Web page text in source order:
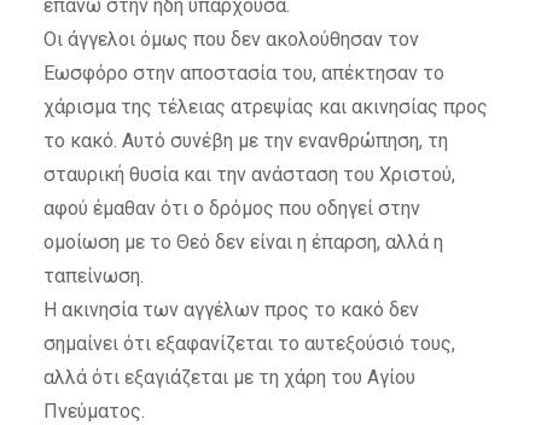
επάνω στην ήδη υπάρχουσα.
Οι άγγελοι όμως που δεν ακολούθησαν τον
Εωσφόρο στην αποστασία του, απέκτησαν το
χάρισμα της τέλειας ατρεψίας και ακινησίας προς
το κακό. Αυτό συνέβη με την ενανθρώπηση, τη
σταυρική θυσία και την ανάσταση του Χριστού,
αφού έμαθαν ότι ο δρόμος που οδηγεί στην
ομοίωση με το Θεό δεν είναι η έπαρση, αλλά η
ταπείνωση.
Η ακινησία των αγγέλων προς το κακό δεν
σημαίνει ότι εξαφανίζεται το αυτεξούσιό τους,
αλλά ότι εξαγιάζεται με τη χάρη του Αγίου
Πνεύματος.